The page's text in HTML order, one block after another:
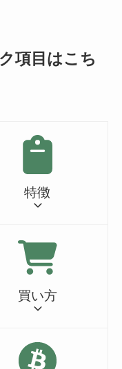
項目はこち
特徴
買い方